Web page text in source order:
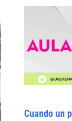
Cuando un